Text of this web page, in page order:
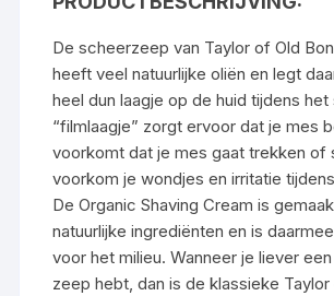
De scheerzeep van Taylor of Old
heeft veel natuurlijke oliën en legt
heel dun laagje op de huid tijdens
“filmlaagje” zorgt ervoor dat je mes
voorkomt dat je mes gaat trekken of
voorkom je wondjes en irritatie
De Organic Shaving Cream is
natuurlijke ingrediënten en is
voor het milieu. Wanneer je liever
zeep hebt, dan is de klassieke